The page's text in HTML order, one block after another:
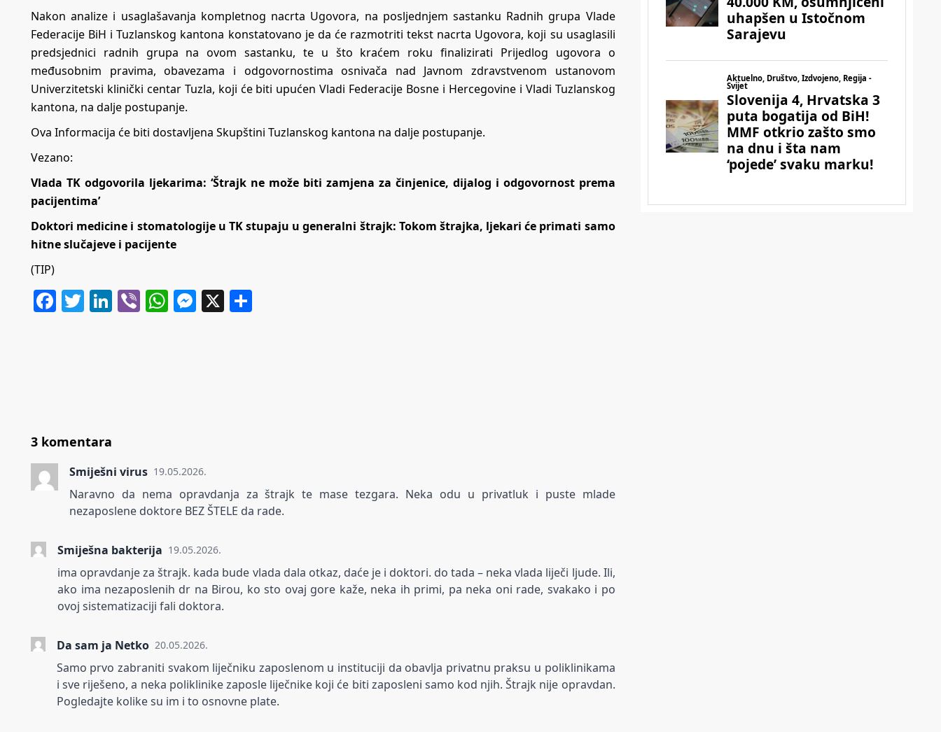
Nakon analize i usaglašavanja kompletnog nacrta Ugovora, na posljednjem sastanku Radnih grupa Vlade
Federacije BiH i Tuzlanskog kantona konstatovano je da će razmotriti tekst nacrta Ugovora, koji su usaglasili
predsjednici radnih grupa na ovom sastanku, te u što kraćem roku finalizirati Prijedlog ugovora o
međusobnim pravima, obavezama i odgovornostima osnivača nad Javnom zdravstvenom ustanovom
Univerzitetski klinički centar Tuzla, koji će biti upućen Vladi Federacije Bosne i Hercegovine i Vladi Tuzlanskog
kantona, na dalje postupanje.
Ova Informacija će biti dostavljena Skupštini Tuzlanskog kantona na dalje postupanje.
Vezano:
Vlada TK odgovorila ljekarima: ‘Štrajk ne može biti zamjena za činjenice, dijalog i odgovornost prema
pacijentima’
Doktori medicine i stomatologije u TK stupaju u generalni štrajk: Tokom štrajka, ljekari će primati samo
hitne slučajeve i pacijente
(TIP)
Facebook
Twitter
LinkedIn
ViberWhatsApp
Messenger
X
3 komentara
Smiješni virus 19.05.2026.
Naravno da nema opravdanja za štrajk te mase tezgara. Neka odu u privatluk i puste mlade
nezaposlene doktore BEZ ŠTELE da rade.
Smiješna bakterija 19.05.2026.
ima opravdanje za štrajk. kada bude vlada dala otkaz, daće je i doktori. do tada – neka vlada liječi ljude. Ili,
ako ima nezaposlenih dr na Birou, ko sto ovaj gore kaže, neka ih primi, pa neka oni rade, svakako i po
ovoj sistematizaciji fali doktora.
Da sam ja Netko 20.05.2026.
Samo prvo zabraniti svakom liječniku zaposlenom u instituciji da obavlja privatnu praksu u poliklinikama
i sve riješeno, a neka poliklinike zaposle liječnike koji će biti zaposleni samo kod njih. Štrajk nije opravdan.
Pogledajte kolike su im i to osnovne plate.